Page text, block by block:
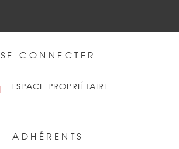
SE CONNECTER
ESPACE PROPRIÉTAIRE
ADHÉRENTS